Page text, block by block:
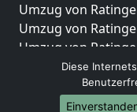
Umzug von
Umzug von
Umzug von
Umzug von
Umzug von
Umzug von
Diese